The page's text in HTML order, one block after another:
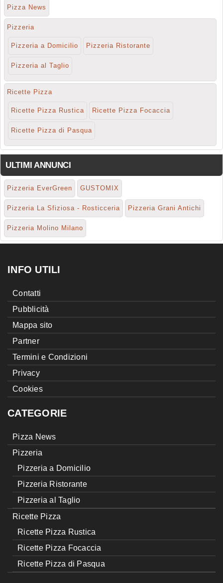
Pizza News
Pizzeria
Pizzeria a Domicilio Pizzeria Ristorante
Pizzeria al Taglio
Ricette Pizza
Ricette Pizza Rustica Ricette Pizza Focaccia
Ricette Pizza di Pasqua
ULTIMI ANNUNCI
Pizzeria EverGreen GUSTOMIX
Pizzeria La Sfiziosa - Rosticceria Pizzeria Grani Antichi
Pizzeria Molino Milano
INFO UTILI
Contatti
Pubblicità
Mappa sito
Partner
Termini e Condizioni
Privacy
Cookies
CATEGORIE
Pizza News
Pizzeria
Pizzeria a Domicilio
Pizzeria Ristorante
Pizzeria al Taglio
Ricette Pizza
Ricette Pizza Rustica
Ricette Pizza Focaccia
Ricette Pizza di Pasqua